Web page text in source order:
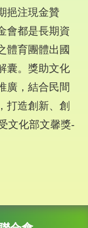
挹注現金贊
會都是長期資
體育團體出國
囊。獎助文化
廣，結合民間
打造創新、創
文化部文馨獎-